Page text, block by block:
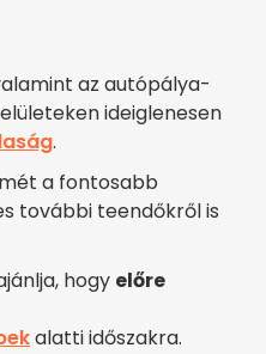
az autópálya-
ideiglenesen
.
a fontosabb
további teendőkről is
hogy előre
alatti időszakra.